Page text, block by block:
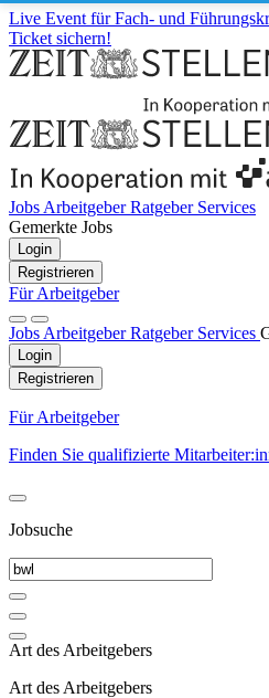
Live Event für Fach- und
Ticket sichern!
Jobs ArbeitgeberRatgeber Services
Gemerkte Jobs
Login
Registrieren
Für Arbeitgeber
Jobs ArbeitgeberRatgeber Services
Login
Registrieren
Für Arbeitgeber
Finden Sie qualifizierte
Jobsuche
Art des Arbeitgebers
Art des Arbeitgebers